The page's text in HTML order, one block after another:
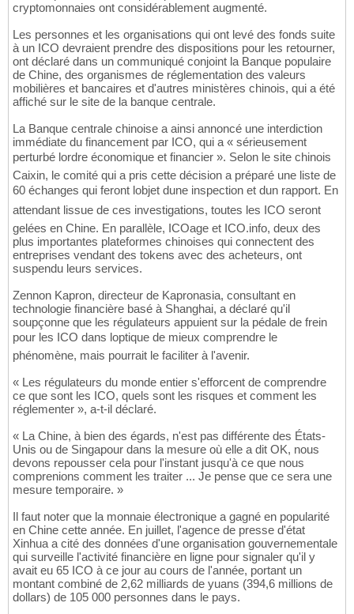
cryptomonnaies ont considérablement augmenté.
Les personnes et les organisations qui ont levé des fonds suite
à un ICO devraient prendre des dispositions pour les retourner,
ont déclaré dans un communiqué conjoint la Banque populaire
de Chine, des organismes de réglementation des valeurs
mobilières et bancaires et d'autres ministères chinois, qui a été
affiché sur le site de la banque centrale.
La Banque centrale chinoise a ainsi annoncé une interdiction
immédiate du financement par ICO, qui a « sérieusement
perturbé lordre économique et financier ». Selon le site chinois
Caixin, le comité qui a pris cette décision a préparé une liste de
60 échanges qui feront lobjet dune inspection et dun rapport. En
attendant lissue de ces investigations, toutes les ICO seront
gelées en Chine. En parallèle, ICOage et ICO.info, deux des
plus importantes plateformes chinoises qui connectent des
entreprises vendant des tokens avec des acheteurs, ont
suspendu leurs services.
Zennon Kapron, directeur de Kapronasia, consultant en
technologie financière basé à Shanghai, a déclaré qu'il
soupçonne que les régulateurs appuient sur la pédale de frein
pour les ICO dans loptique de mieux comprendre le
phénomène, mais pourrait le faciliter à l'avenir.
« Les régulateurs du monde entier s'efforcent de comprendre
ce que sont les ICO, quels sont les risques et comment les
réglementer », a-t-il déclaré.
« La Chine, à bien des égards, n'est pas différente des États-
Unis ou de Singapour dans la mesure où elle a dit OK, nous
devons repousser cela pour l'instant jusqu'à ce que nous
comprenions comment les traiter ... Je pense que ce sera une
mesure temporaire. »
Il faut noter que la monnaie électronique a gagné en popularité
en Chine cette année. En juillet, l'agence de presse d'état
Xinhua a cité des données d'une organisation gouvernementale
qui surveille l'activité financière en ligne pour signaler qu'il y
avait eu 65 ICO à ce jour au cours de l'année, portant un
montant combiné de 2,62 milliards de yuans (394,6 millions de
dollars) de 105 000 personnes dans le pays.